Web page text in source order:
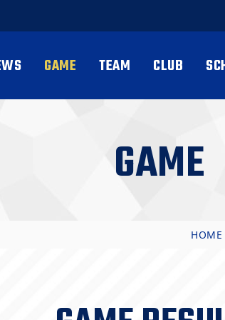
GAME TEAM CLUB
GAME
HOME